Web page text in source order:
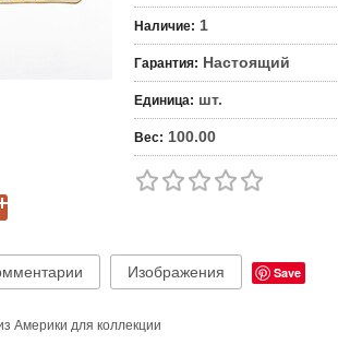
Наличие: 1
Гарантия: Настоящий
Единица: шт.
Вес: 100.00
Изображения Save
Америки для коллекции